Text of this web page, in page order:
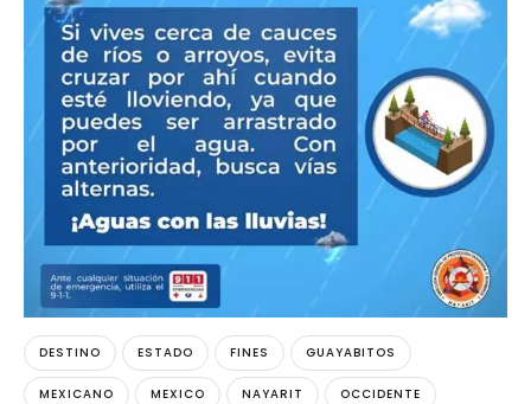
DESTINO ESTADO FINES GUAYABITOS
MEXICANO MEXICO NAYARIT OCCIDENTE